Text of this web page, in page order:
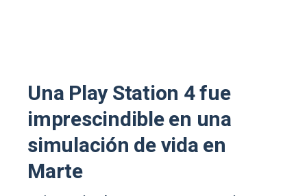
Una Play Station 4 fue
imprescindible en una
simulación de vida en
Marte